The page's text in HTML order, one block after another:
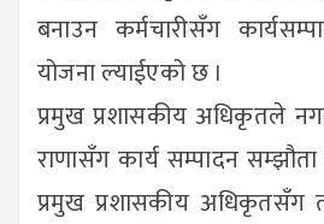
बनाउन कर्मचारीसँग
योजना ल्याईएको छ ।
प्रमुख प्रशासकीय अधिकृतले
राणासँग कार्य सम्पादन
प्रमुख प्रशासकीय अधिकृतसँग